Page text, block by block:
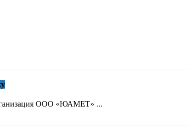
ООО «ЮАМЕТ» ...